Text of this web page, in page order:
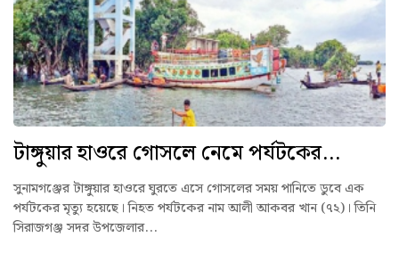
টাঙ্গুয়ার হাওরে গোসলে নেমে পর্যটকের...
সুনামগঞ্জের টাঙ্গুয়ার হাওরে ঘুরতে এসে গোসলের সময় পানিতে ডুবে এক
পর্যটকের মৃত্যু হয়েছে। নিহত পর্যটকের নাম আলী আকবর খান (৭২)। তিনি
সিরাজগঞ্জ সদর উপজেলার...